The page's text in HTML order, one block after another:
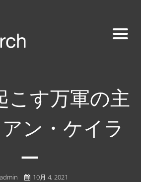
こす万軍の主
ン・ケイラ
ー
admin 10月 4, 2021